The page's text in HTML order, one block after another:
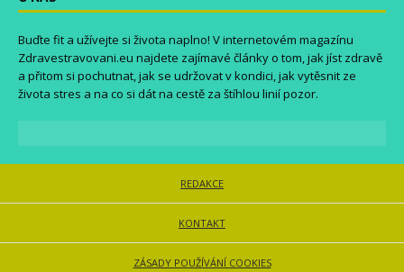
Buďte fit a užívejte si života naplno! V internetovém magazínu
Zdravestravovani.eu najdete zajímavé články o tom, jak jíst zdravě
a přitom si pochutnat, jak se udržovat v kondici, jak vytěsnit ze
života stres a na co si dát na cestě za štíhlou linií pozor.
REDAKCE
KONTAKT
ZÁSADY POUŽÍVÁNÍ COOKIES